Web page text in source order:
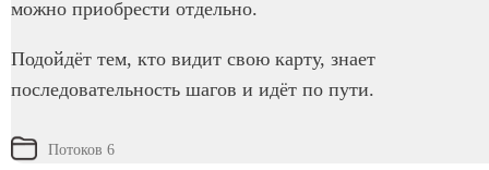
можно приобрести отдельно.
Подойдёт тем, кто видит свою карту, знает
последовательность шагов и идёт по пути.
Потоков 6